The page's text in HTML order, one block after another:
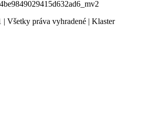
Všetky práva vyhradené | Klaster